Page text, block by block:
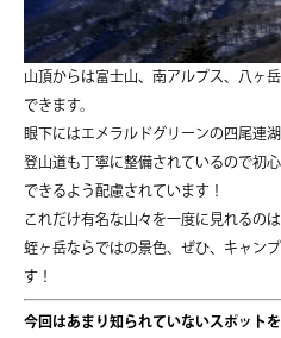
山頂からは富士山、南アルプス、八ヶ
できます。
眼下にはエメラルドグリーンの四尾連湖
登山道も丁寧に整備されているので初
できるよう配慮されています！
これだけ有名な山々を一度に見れるの
蛭ヶ岳ならではの景色、ぜひ、キャン
す！
今回はあまり知られていないスポット